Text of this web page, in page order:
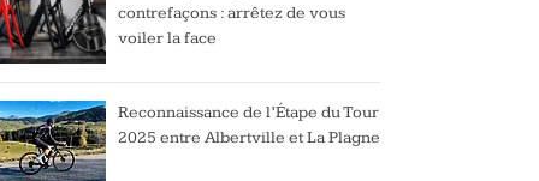
contrefaçons : arrêtez de vous
voiler la face
Reconnaissance de l’Étape du Tour
2025 entre Albertville et La Plagne